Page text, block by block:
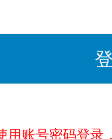
用账号密码登录